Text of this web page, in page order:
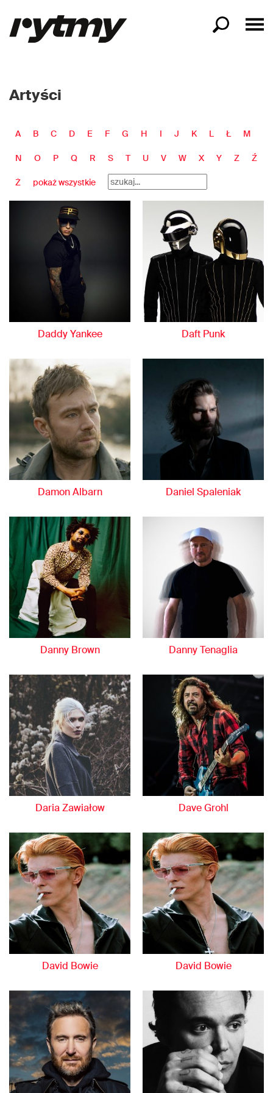
Artyści
A B C D E F G H I J K L Ł M
N O P Q R S T U V W X Y Z Ź
Ż pokaż wszystkie
Daddy Yankee Daft Punk
Damon Albarn Daniel Spaleniak
Danny Brown Danny Tenaglia
Daria Zawiałow Dave Grohl
David Bowie David Bowie